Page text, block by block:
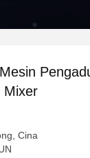
Mixer
Cina